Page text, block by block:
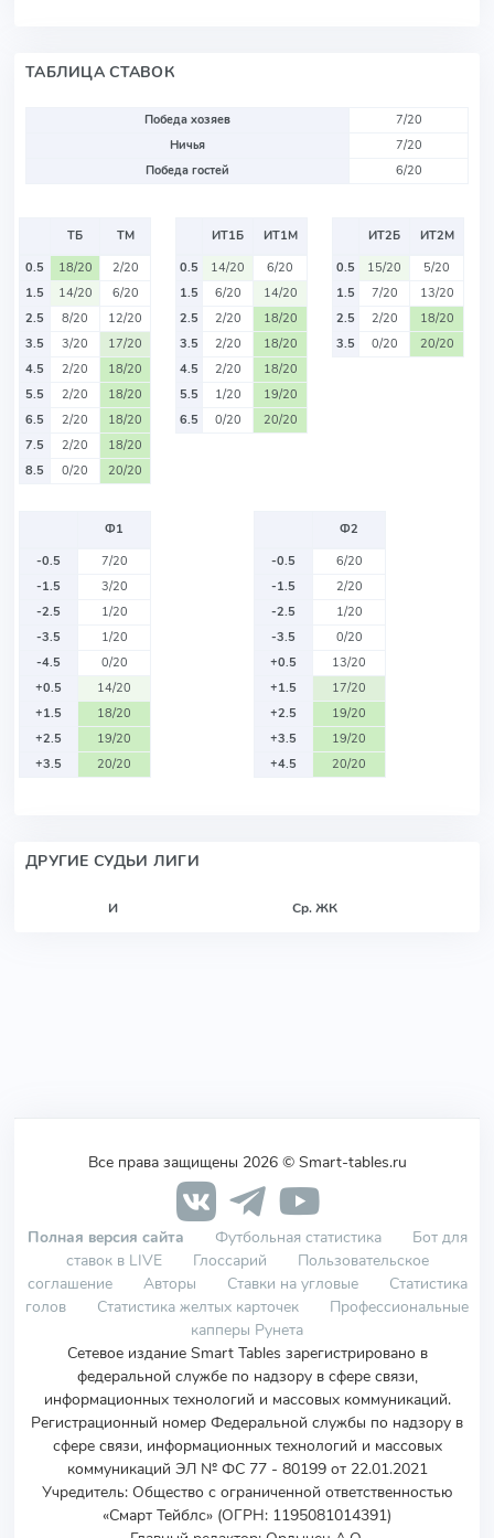
ТАБЛИЦА СТАВОК
Победа хозяев
7/20
Ничья
7/20
Победа гостей
6/20
ТБ
ТМ
0.5
18/20
2/20
1.5
14/20
6/20
2.5
8/20
12/20
3.5
3/20
17/20
4.5
2/20
18/20
5.5
2/20
18/20
6.5
2/20
18/20
7.5
2/20
18/20
8.5
0/20 20/20
ИТ1Б
ИТ1М
0.5
14/20
6/20
1.5
6/20
14/20
2.5
2/20
18/20
3.5
2/20
18/20
4.5
2/20
18/20
5.5
1/20
19/20
6.5
0/20 20/20
ИТ2Б
ИТ2М
0.5
15/20
5/20
1.5
7/20
13/20
2.5
2/20
18/20
3.5
0/20 20/20
Ф1
-0.5
7/20
-1.5
3/20
-2.5
1/20
-3.5
1/20
-4.5
0/20
+0.5
14/20
+1.5
18/20
+2.5
19/20
+3.5
20/20
Ф2
-0.5
6/20
-1.5
2/20
-2.5
1/20
-3.5
0/20
+0.5
13/20
+1.5
17/20
+2.5
19/20
+3.5
19/20
+4.5
20/20
ДРУГИЕ СУДЬИ ЛИГИ
И Ср. ЖК
Все права защищены 2026 © Smart-tables.ru
Полная версия сайта Футбольная статистика
Бот для
ставок в LIVE
Глоссарий
Пользовательское
соглашение
Авторы Ставки на угловые
Статистика
голов
Статистика желтых карточек
Профессиональные
капперы Рунета
Сетевое издание Smart Tables зарегистрировано в
федеральной службе по надзору в сфере связи,
информационных технологий и массовых коммуникаций.
Регистрационный номер Федеральной службы по надзору в
сфере связи, информационных технологий и массовых
коммуникаций ЭЛ № ФС 77 - 80199 от 22.01.2021
Учредитель: Общество с ограниченной ответственностью
«Смарт Тейблс» (ОГРН: 1195081014391)